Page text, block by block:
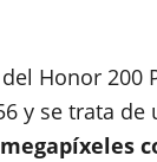
Honor 200
y se trata de